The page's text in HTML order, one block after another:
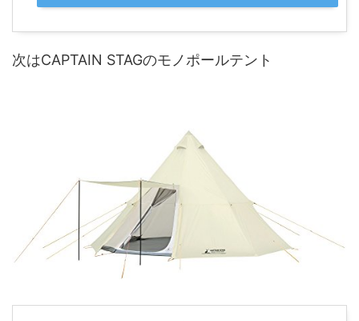
次はCAPTAIN STAGのモノポールテント